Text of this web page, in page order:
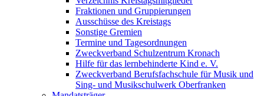
Fraktionen und Gruppierungen
Ausschüsse des Kreistags
Sonstige Gremien
Termine und Tagesordnungen
Zweckverband Schulzentrum Kronach
Hilfe für das lernbehinderte Kind e. V.
Zweckverband Berufsfachschule für Musik und
Sing- und Musikschulwerk Oberfranken